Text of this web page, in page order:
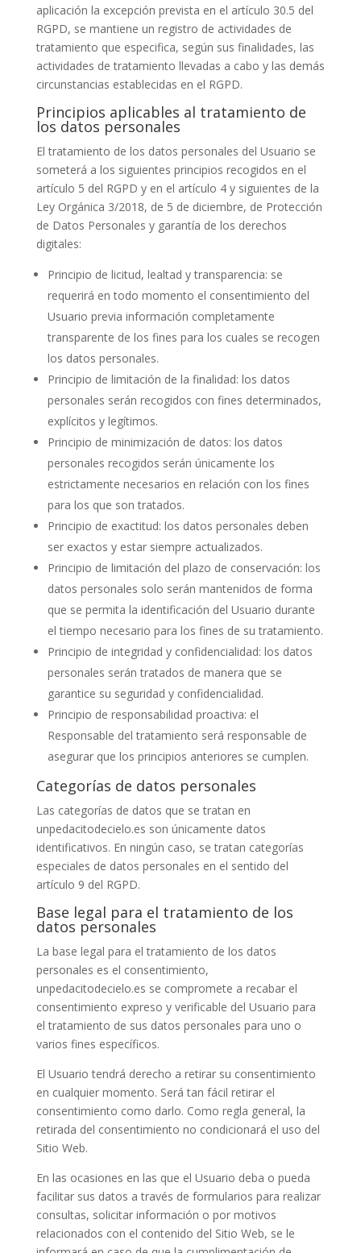
aplicación la excepción prevista en el artículo 30.5 del
RGPD, se mantiene un registro de actividades de
tratamiento que especifica, según sus finalidades, las
actividades de tratamiento llevadas a cabo y las demás
circunstancias establecidas en el RGPD.
Principios aplicables al tratamiento de
los datos personales
El tratamiento de los datos personales del Usuario se
someterá a los siguientes principios recogidos en el
artículo 5 del RGPD y en el artículo 4 y siguientes de la
Ley Orgánica 3/2018, de 5 de diciembre, de Protección
de Datos Personales y garantía de los derechos
digitales:
Principio de licitud, lealtad y transparencia: se
requerirá en todo momento el consentimiento del
Usuario previa información completamente
transparente de los fines para los cuales se recogen
los datos personales.
Principio de limitación de la finalidad: los datos
personales serán recogidos con fines determinados,
explícitos y legítimos.
Principio de minimización de datos: los datos
personales recogidos serán únicamente los
estrictamente necesarios en relación con los fines
para los que son tratados.
Principio de exactitud: los datos personales deben
ser exactos y estar siempre actualizados.
Principio de limitación del plazo de conservación: los
datos personales solo serán mantenidos de forma
que se permita la identificación del Usuario durante
el tiempo necesario para los fines de su tratamiento.
Principio de integridad y confidencialidad: los datos
personales serán tratados de manera que se
garantice su seguridad y confidencialidad.
Principio de responsabilidad proactiva: el
Responsable del tratamiento será responsable de
asegurar que los principios anteriores se cumplen.
Categorías de datos personales
Las categorías de datos que se tratan en
unpedacitodecielo.es son únicamente datos
identificativos. En ningún caso, se tratan categorías
especiales de datos personales en el sentido del
artículo 9 del RGPD.
Base legal para el tratamiento de los
datos personales
La base legal para el tratamiento de los datos
personales es el consentimiento,
unpedacitodecielo.es se compromete a recabar el
consentimiento expreso y verificable del Usuario para
el tratamiento de sus datos personales para uno o
varios fines específicos.
El Usuario tendrá derecho a retirar su consentimiento
en cualquier momento. Será tan fácil retirar el
consentimiento como darlo. Como regla general, la
retirada del consentimiento no condicionará el uso del
Sitio Web.
En las ocasiones en las que el Usuario deba o pueda
facilitar sus datos a través de formularios para realizar
consultas, solicitar información o por motivos
relacionados con el contenido del Sitio Web, se le